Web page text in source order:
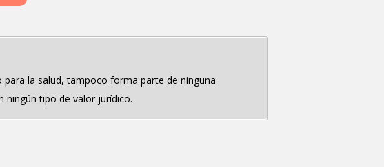
la salud, tampoco forma parte de ninguna
ningún tipo de valor jurídico.